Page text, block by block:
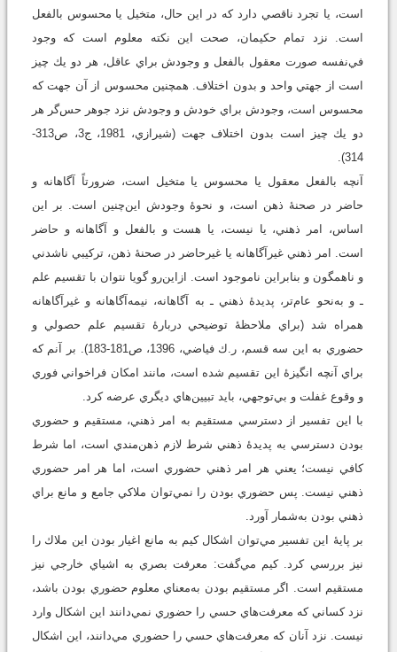
است، يا تجرد ناقصي دارد كه در اين ‌حال، متخيل يا محسوس بالفعل
است. نزد تمام حكيمان، صحت اين نكته معلوم است كه وجود
في‌نفسه صورت معقول بالفعل و وجودش براي عاقل، هر دو يك چيز
است از جهتي واحد و بدون اختلاف. همچنين محسوس از آن‌ جهت كه
محسوس است، وجودش براي خودش و وجودش نزد جوهر حس‌گر هر
دو يك چيز است بدون اختلاف جهت (شيرازي، 1981، ج3، ص313-
314).
آنچه بالفعل معقول يا محسوس يا متخيل است، ضرورتاً آگاهانه و
حاضر در صحنۀ ذهن است، و نحوۀ وجودش اين‌چنين است. بر اين
اساس، امر ذهني، يا نيست، يا هست و بالفعل و آگاهانه و حاضر
است. امر ذهني غيرآگاهانه يا غيرحاضر در صحنۀ ذهن، تركيبي ناشدني
و ناهمگون و بنابراين ناموجود است. ازاين‌رو گويا نتوان با تقسيم علم
ـ و به‌نحو عام‌تر، پديدۀ ذهني ـ به آگاهانه، نيمه‌آگاهانه و غيرآگاهانه
همراه شد (براي ملاحظۀ توضيحي دربارۀ تقسيم علم حصولي و
حضوري به اين سه قسم، ر.ك فياضي، 1396، ص181-183). بر آنم که
براي آنچه انگيزۀ اين تقسيم شده است، مانند امكان فراخواني فوري
و وقوع غفلت و بي‌توجهي، بايد تبيين‌هاي ديگري عرضه كرد.
با اين تفسير از دسترسي مستقيم به امر ذهني، مستقيم و حضوري
بودن دسترسي به پديدۀ ذهني شرط لازم ذهن‌مندي است، اما شرط
كافي نيست؛ يعني هر امر ذهني حضوري است، اما هر امر حضوري
ذهني نيست. پس حضوري بودن را نمي‌توان ملاكي جامع و مانع براي
ذهني بودن به‌شمار آورد.
بر پايۀ اين تفسير مي‌توان اشكال كيم به مانع اغيار بودن اين ملاك را
نيز بررسي كرد. كيم مي‌گفت: معرفت بصري به اشياي خارجي نيز
مستقيم است. اگر مستقيم بودن به‌‌معناي معلوم حضوري بودن باشد،
نزد كساني كه معرفت‌هاي حسي را حضوري نمي‌دانند اين اشكال وارد
نيست. نزد آنان كه معرفت‌هاي حسي را حضوري مي‌دانند، اين اشكال